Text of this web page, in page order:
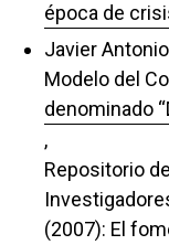
época de
Javier
Modelo del
denominado
,
Repositorio
(2007): El